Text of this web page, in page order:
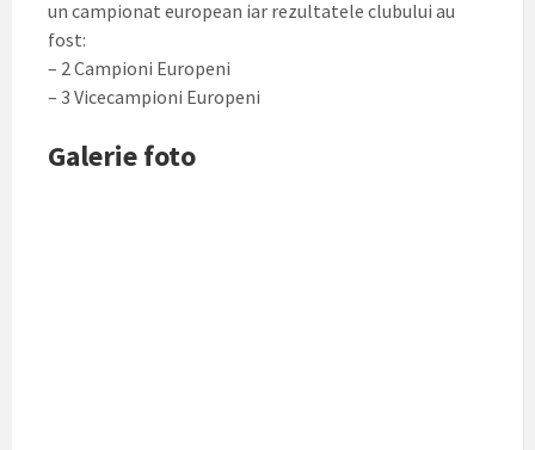
un campionat european iar rezultatele clubului au
fost:
– 2 Campioni Europeni
– 3 Vicecampioni Europeni
Galerie foto